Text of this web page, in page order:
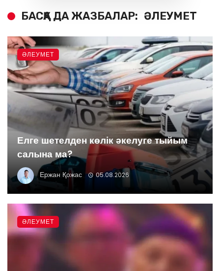
БАСҚА ДА ЖАЗБАЛАР: ӘЛЕУМЕТ
Елге шетелден көлік әкелуге тыйым
салына ма?
Ержан Қожас 05.08.2026
ӘЛЕУМЕТ
ӘЛЕУМЕТ